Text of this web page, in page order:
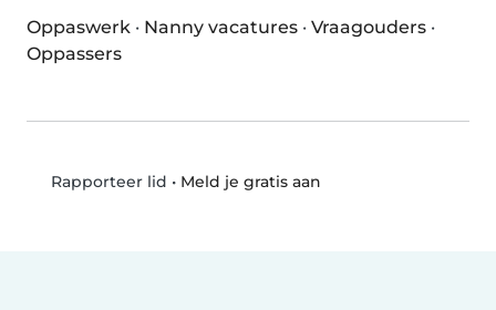
Oppaswerk · Nanny vacatures · Vraagouders ·
Oppassers
Rapporteer lid • Meld je gratis aan